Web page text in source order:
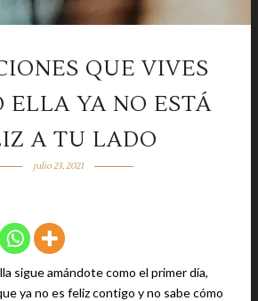
QUE VIVES
ELLA YA NO ESTÁ
A TU LADO
julio 23, 2021
sigue amándote como el primer día,
ya no es feliz contigo y no sabe cómo